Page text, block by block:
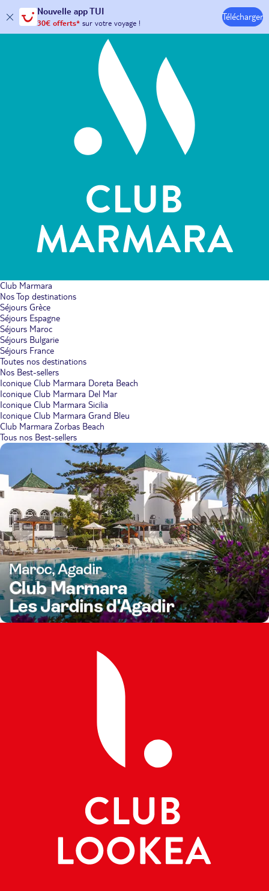
Nouvelle app TUI
30€ offerts*sur votre
avec le code :HAPPYAPP
Télécharger
Hôtels & Clubs
Club Marmara
Nos Top destinations
Séjours Grèce
Séjours Espagne
Séjours Maroc
Séjours Bulgarie
Séjours France
Toutes nos destinations
Nos Best-sellers
Iconique Club Marmara Doreta Beach
Iconique Club Marmara Del Mar
Iconique Club Marmara Sicilia
Iconique Club Marmara Grand Bleu
Club Marmara Zorbas Beach
Tous nos Best-sellers